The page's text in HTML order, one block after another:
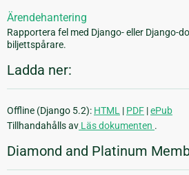
Ärendehantering
Rapportera fel med Django- eller Django-
biljettspårare.
Ladda ner:
Offline (Django 5.2): HTML | PDF |ePub
Tillhandahålls av Läs dokumenten .
Diamond and Platinum